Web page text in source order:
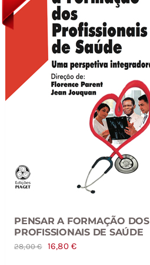
PENSAR A FORMAÇÃO DOS
PROFISSIONAIS DE SAÚDE
28,00€
O
16,80€O